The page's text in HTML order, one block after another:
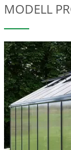
MODELL